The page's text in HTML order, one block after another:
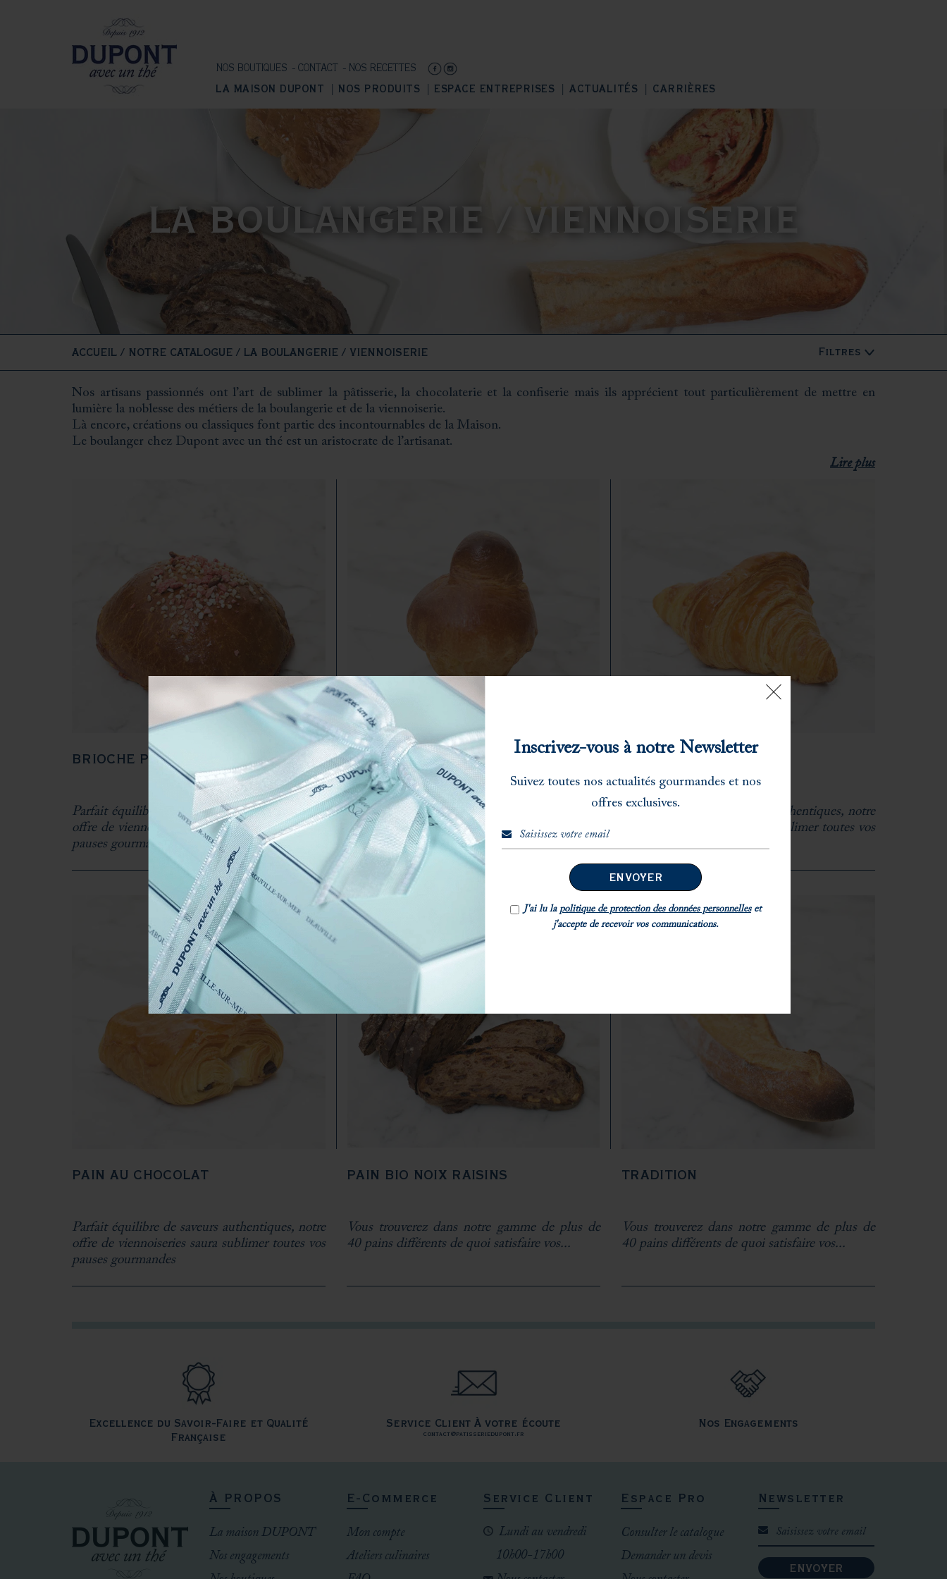
Inscrivez-vous à notre Newsletter
Suivez toutes nos actualités gourmandes et nos
offres exclusives.
J'ai lu la politique de protection des données personnelleset
j'accepte de recevoir vos communications.
×
NOS BOUTIQUES CONTACT NOS RECETTES
LA MAISON DUPONT NOS PRODUITS ESPACE ENTREPRISES ACTUALITÉS CARRIÈRES
LA BOULANGERIE / VIENNOISERIE
ACCUEIL / NOTRE CATALOGUE / LA BOULANGERIE / VIENNOISERIE Filtres
Nos artisans passionnés ont l’art de sublimer la pâtisserie, la chocolaterie et la confiserie mais ils apprécient tout particulièrement de mettre en
lumière la noblesse des métiers de la boulangerie et de la viennoiserie.
Là encore, créations ou classiques font partie des incontournables de la Maison.
Le boulanger chez Dupont avec un thé est un aristocrate de l’artisanat.
Lire plus
BRIOCHE PRALINE
Parfait équilibre de saveurs authentiques, notre
offre de viennoiseries saura sublimer toutes vos
pauses gourmandes.
BRIOCHE TÊTE
Parfait équilibre de saveurs authentiques, notre
offre de viennoiseries saura sublimer toutes vos
pauses gourmandes
Parfait équilibre de saveurs authentiques, notre
offre de viennoiseries saura sublimer toutes vos
PAIN AU CHOCOLAT
Parfait équilibre de saveurs authentiques, notre
offre de viennoiseries saura sublimer toutes vos
pauses gourmandes
PAIN BIO NOIX RAISINS
Vous trouverez dans notre gamme de plus de
40 pains différents de quoi satisfaire vos...
TRADITION
Vous trouverez dans notre gamme de plus de
40 pains différents de quoi satisfaire vos...
Excellence du Savoir-Faire et Qualité
Française
Service Client À votre écoute
contact@patisseriedupont.fr
Nos Engagements
À PROPOS
La maison DUPONT
Nos engagements
E-Commerce
Mon compte
Ateliers culinaires
Service Client
Lundi au vendredi
10h00-17h00
Espace Pro
Consulter le catalogue
Demander un devis
Newsletter